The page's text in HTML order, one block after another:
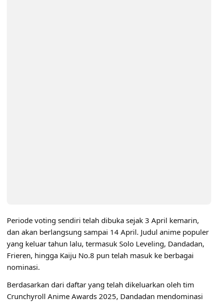
Periode voting sendiri telah dibuka sejak 3 April kemarin,
dan akan berlangsung sampai 14 April. Judul anime populer
yang keluar tahun lalu, termasuk Solo Leveling, Dandadan,
Frieren, hingga Kaiju No.8 pun telah masuk ke berbagai
nominasi.
Berdasarkan dari daftar yang telah dikeluarkan oleh tim
Crunchyroll Anime Awards 2025, Dandadan mendominasi